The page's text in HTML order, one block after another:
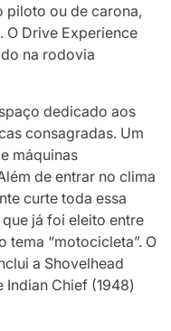
piloto ou de carona,
Drive Experience
na rodovia
dedicado aos
consagradas. Um
máquinas
de entrar no clima
curte toda essa
já foi eleito entre
tema “motocicleta”. O
a Shovelhead
Indian Chief (1948)